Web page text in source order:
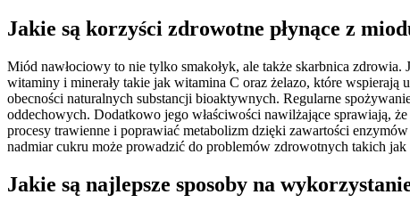
Jakie są korzyści zdrowotne płynące z
Miód nawłociowy to nie tylko smakołyk, ale także skarbnica
witaminy i minerały takie jak witamina C oraz żelazo, które wspierają
obecności naturalnych substancji bioaktywnych. Regularne
oddechowych. Dodatkowo jego właściwości nawilżające sprawiają,
procesy trawienne i poprawiać metabolizm dzięki zawartości
nadmiar cukru może prowadzić do problemów zdrowotnych takich jak
Jakie są najlepsze sposoby na